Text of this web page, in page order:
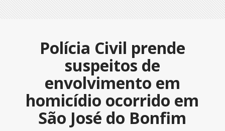
Polícia Civil prende
suspeitos de
envolvimento em
homicídio ocorrido em
São José do Bonfim